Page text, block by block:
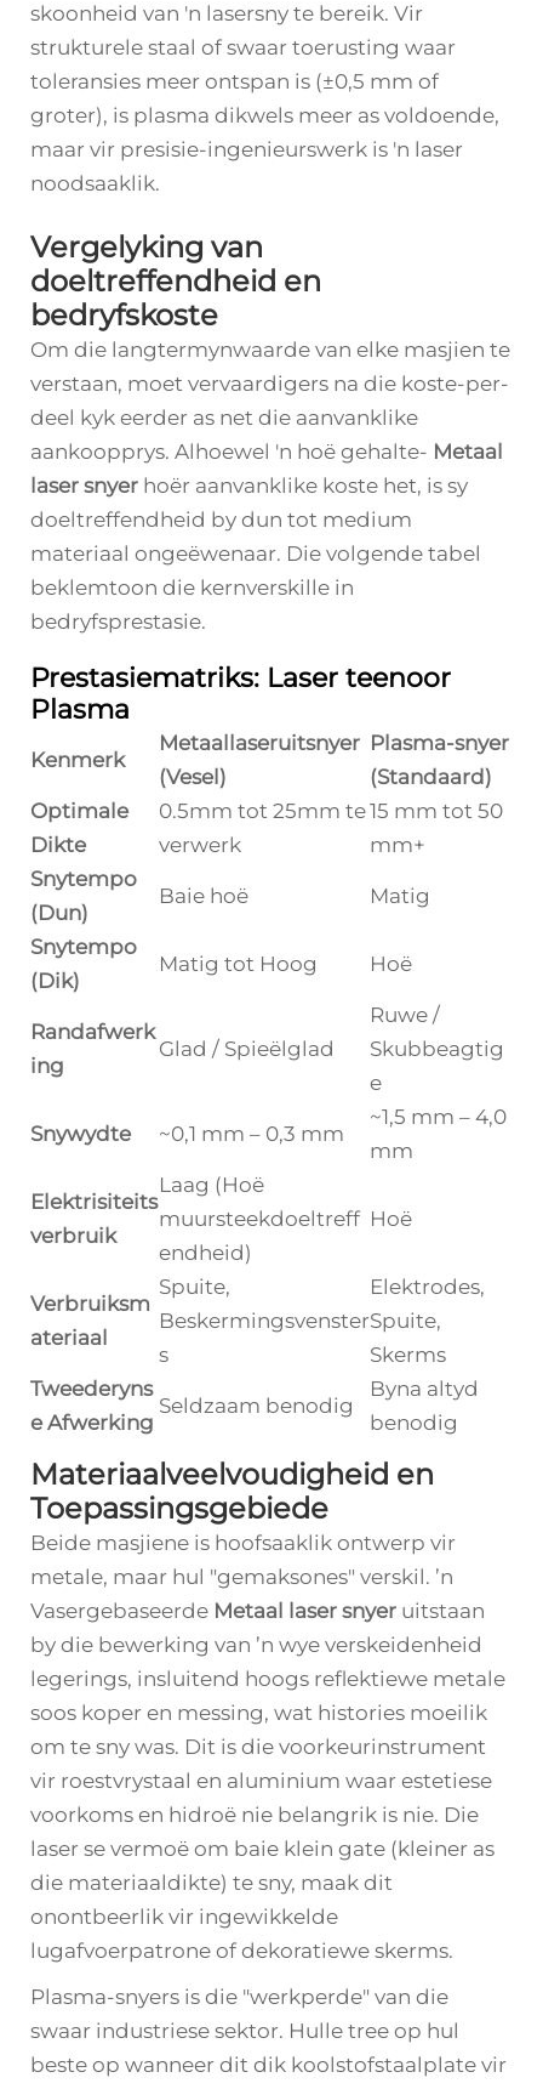
skoonheid van 'n lasersny te bereik. Vir
strukturele staal of swaar toerusting waar
toleransies meer ontspan is (±0,5 mm of
groter), is plasma dikwels meer as voldoende,
maar vir presisie-ingenieurswerk is 'n laser
noodsaaklik.
Vergelyking van
doeltreffendheid en
bedryfskoste
Om die langtermynwaarde van elke masjien te
verstaan, moet vervaardigers na die koste-per-
deel kyk eerder as net die aanvanklike
aankoopprys. Alhoewel 'n hoë gehalte- Metaal
laser snyer hoër aanvanklike koste het, is sy
doeltreffendheid by dun tot medium
materiaal ongeëwenaar. Die volgende tabel
beklemtoon die kernverskille in
bedryfsprestasie.
Prestasiematriks: Laser teenoor
Plasma
Kenmerk
Metaallaseruitsnyer
(Vesel)
Plasma-snyer
(Standaard)
Optimale
Dikte
0.5mm tot 25mm te
verwerk
15 mm tot 50
mm+
Snytempo
(Dun)
Baie hoë Matig
Snytempo
(Dik)
Matig tot Hoog Hoë
Randafwerk
ing
Glad / Spieëlglad
Ruwe /
Skubbeagtig
e
Snywydte ~0,1 mm – 0,3 mm
~1,5 mm – 4,0
mm
Elektrisiteits
verbruik
Laag (Hoë
muursteekdoeltreff
endheid)
Hoë
Verbruiksm
ateriaal
Spuite,
Beskermingsvenster
s
Elektrodes,
Spuite,
Skerms
Tweederyns
e Afwerking
Seldzaam benodig
Byna altyd
benodig
Materiaalveelvoudigheid en
Toepassingsgebiede
Beide masjiene is hoofsaaklik ontwerp vir
metale, maar hul "gemaksones" verskil. ’n
Vasergebaseerde Metaal laser snyer uitstaan
by die bewerking van ’n wye verskeidenheid
legerings, insluitend hoogs reflektiewe metale
soos koper en messing, wat histories moeilik
om te sny was. Dit is die voorkeurinstrument
vir roestvrystaal en aluminium waar estetiese
voorkoms en hidroë nie belangrik is nie. Die
laser se vermoë om baie klein gate (kleiner as
die materiaaldikte) te sny, maak dit
onontbeerlik vir ingewikkelde
lugafvoerpatrone of dekoratiewe skerms.
Plasma-snyers is die "werkperde" van die
swaar industriese sektor. Hulle tree op hul
beste op wanneer dit dik koolstofstaalplate vir